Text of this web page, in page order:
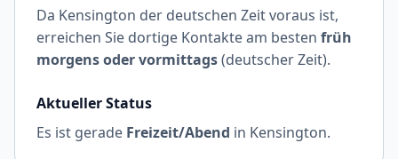
Da Kensington der deutschen Zeit voraus ist,
erreichen Sie dortige Kontakte am besten früh
morgens oder vormittags(deutscher Zeit).
Aktueller Status
Es ist gerade Freizeit/Abend in Kensington.